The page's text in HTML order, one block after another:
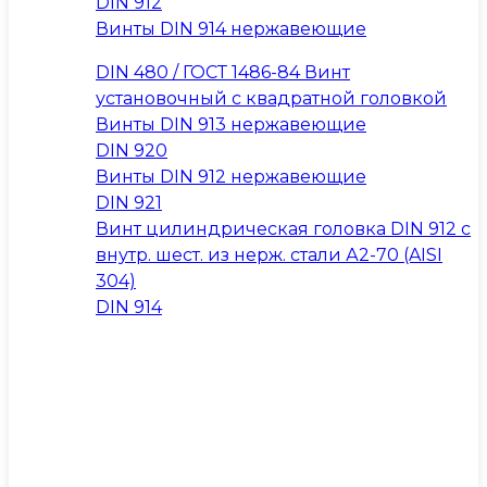
Винты DIN 914 нержавеющие
DIN 480 / ГОСТ 1486-84 Винт
установочный с квадратной головкой
Винты DIN 913 нержавеющие
DIN 920
Винты DIN 912 нержавеющие
DIN 921
Винт цилиндрическая головка DIN 912 с
внутр. шест. из нерж. стали А2-70 (AISI
304)
DIN 914